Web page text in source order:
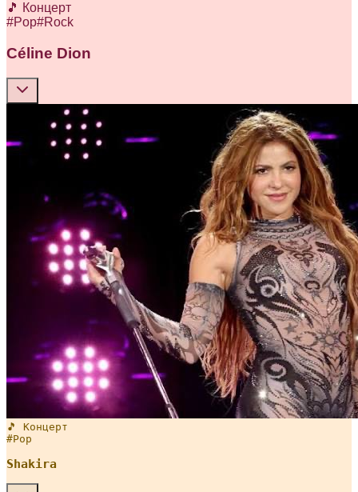
🎵 Концерт
#Pop#Rock
Céline Dion
🎵 Концерт
#Pop
Shakira